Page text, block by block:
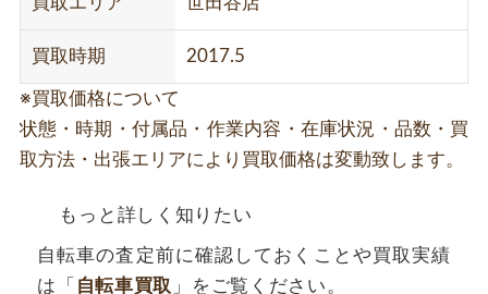
買取時期 2017.5
※買取価格について
状態・時期・付属品・作業内容・在庫状況・品数・買
取方法・出張エリアにより買取価格は変動致します。
もっと詳しく知りたい
自転車の査定前に確認しておくことや買取実績
は「 自転車買取 」をご覧ください。